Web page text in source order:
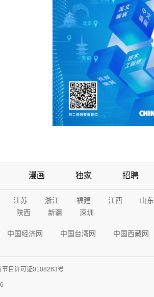
漫画 独家 招聘
江苏 浙江 福建 江西 山东
陕西 新疆 深圳
中国经济网 中国台湾网 中国西藏网
节目许可证0108263号